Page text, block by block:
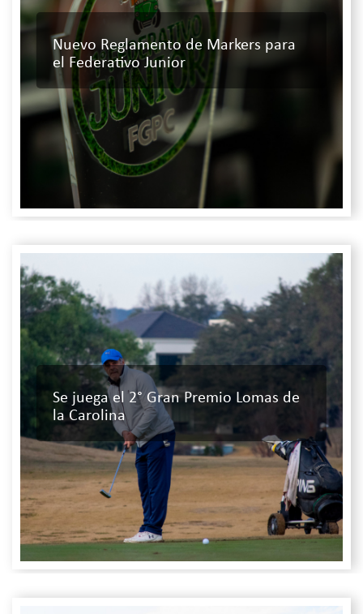
Nuevo Reglamento de Markers para
el Federativo Junior
Se juega el 2° Gran Premio Lomas de
la Carolina